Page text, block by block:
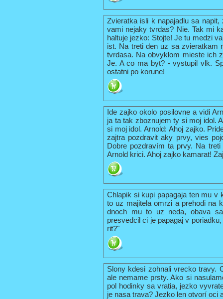
Zvieratka isli k napajadlu sa
vami nejaky tvrdas? Nie. Tak mi
haltuje jezko: Stojte! Je tu medzi
ist. Na treti den uz sa zvieratkam
tvrdasa. Na obvyklom mieste ich
Je. A co ma byt? - vystupil vlk.
ostatni po korune!
Ide zajko okolo posilovne a vidi
ja ta tak zboznujem ty si moj idol.
si moj idol. Arnold: Ahoj zajko.
zajtra pozdravit aky prvy, vies
Dobre pozdravím ta prvy. Na
Arnold krici. Ahoj zajko kamarat!
Chlapik si kupi papagaja ten mu v
to uz majitela omrzi a prehodi na
dnoch mu to uz neda, obava
presvedcil ci je papagaj v
rit?"
Slony kdesi zohnali vrecko travy.
ale nemame prsty. Ako si
pol hodinky sa vratia, jezko
je nasa trava? Jezko len otvorí oci